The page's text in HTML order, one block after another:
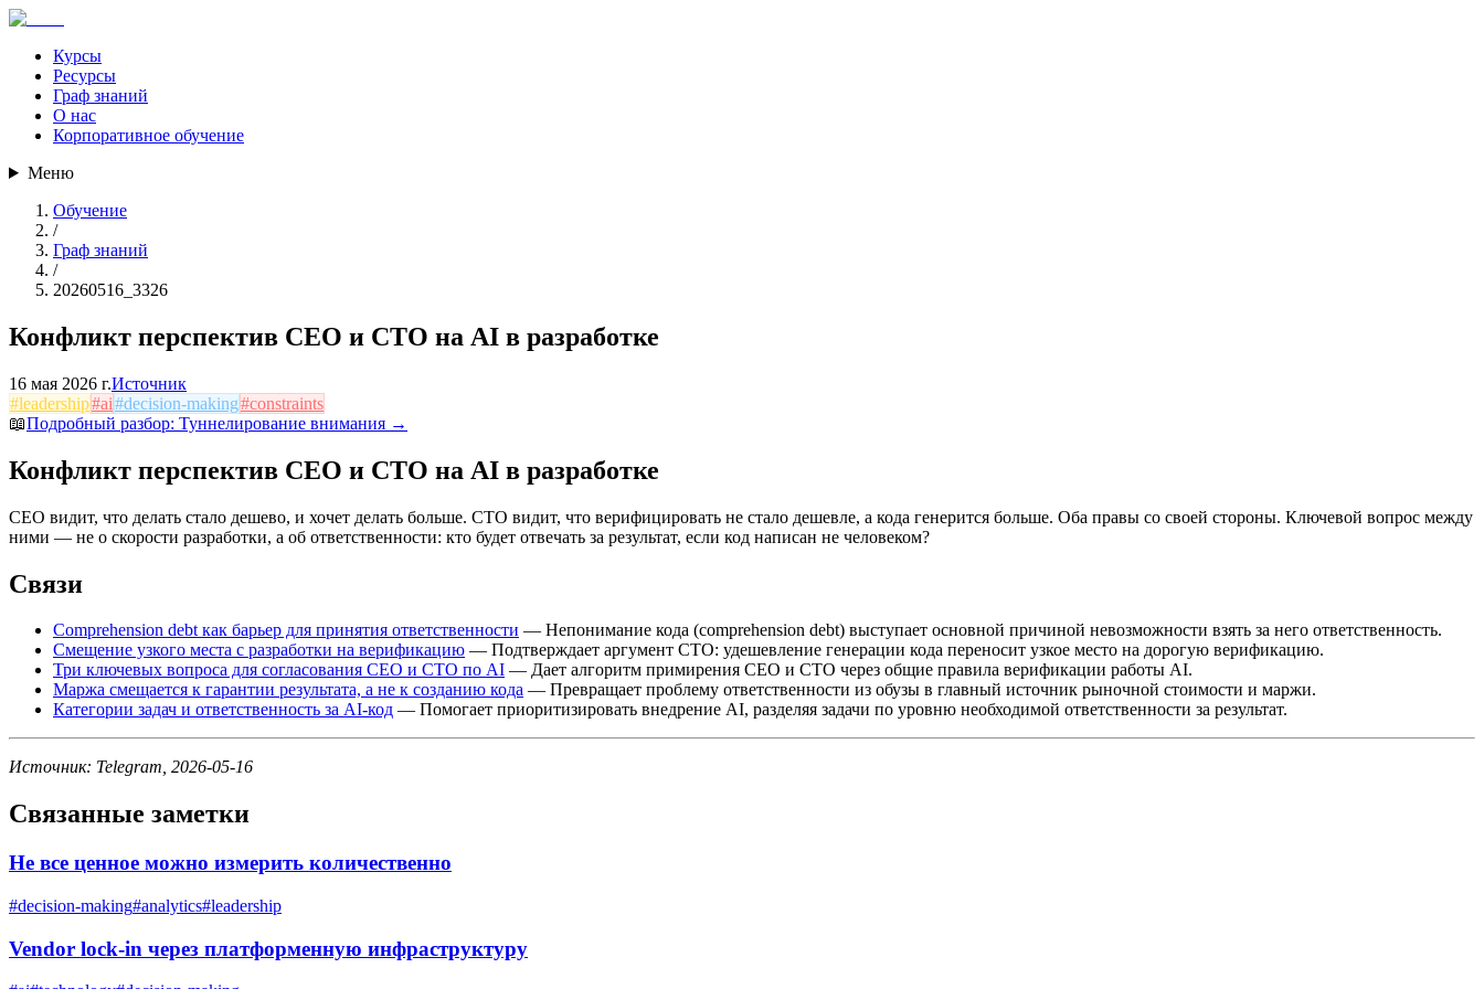
Курсы
Ресурсы
Граф знаний
О нас
Корпоративное обучение
Меню
Обучение
/
Граф знаний
/
20260516_3326
Конфликт перспектив CEO и CTO на AI в разработке
16 мая 2026 г.Источник
#leadership#ai#decision-making#constraints
📖Подробный разбор: Туннелирование внимания →
Конфликт перспектив CEO и CTO на AI в разработке
CEO видит, что делать стало дешево, и хочет делать больше. CTO видит, что верифицировать не стало дешевле, а кода генерится больше. Оба правы со своей стороны. Ключевой вопрос между
ними — не о скорости разработки, а об ответственности: кто будет отвечать за результат, если код написан не человеком?
Связи
Comprehension debt как барьер для принятия ответственности — Непонимание кода (comprehension debt) выступает основной причиной невозможности взять за него ответственность.
Смещение узкого места с разработки на верификацию — Подтверждает аргумент CTO: удешевление генерации кода переносит узкое место на дорогую верификацию.
Три ключевых вопроса для согласования CEO и CTO по AI — Дает алгоритм примирения CEO и CTO через общие правила верификации работы AI.
Маржа смещается к гарантии результата, а не к созданию кода — Превращает проблему ответственности из обузы в главный источник рыночной стоимости и маржи.
Категории задач и ответственность за AI-код — Помогает приоритизировать внедрение AI, разделяя задачи по уровню необходимой ответственности за результат.
Источник: Telegram, 2026-05-16
Связанные заметки
Не все ценное можно измерить количественно
#decision-making#analytics#leadership
Vendor lock-in через платформенную инфраструктуру